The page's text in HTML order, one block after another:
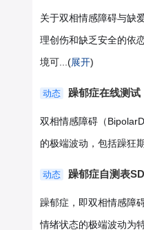
关于双相情感障碍与缺
理创伤和缺乏安全的依
境可...(展开)
动态 躁郁症在线测试
双相情感障碍（
的极端波动，包括躁狂
动态 躁郁症自测表
躁郁症，即双相情感障
情绪状态的极端波动为